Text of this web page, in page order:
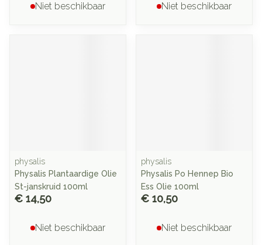
Niet beschikbaar Niet beschikbaar
physalis
Physalis Plantaardige Olie
St-janskruid 100ml
€ 14,50
Niet beschikbaar
physalis
Physalis Po Hennep Bio
Ess Olie 100ml
€ 10,50
Niet beschikbaar